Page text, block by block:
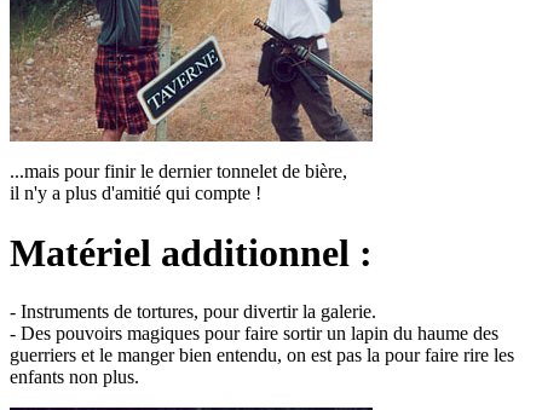
...mais pour finir le dernier tonnelet de bière,
il n'y a plus d'amitié qui compte !
Matériel additionnel :
- Instruments de tortures, pour divertir la galerie.
- Des pouvoirs magiques pour faire sortir un lapin du haume des
guerriers et le manger bien entendu, on est pas la pour faire rire les
enfants non plus.